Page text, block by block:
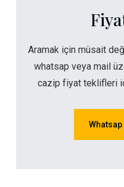
Aramak için müsait
whatsap veya mail
cazip fiyat teklifleri
Whatsap